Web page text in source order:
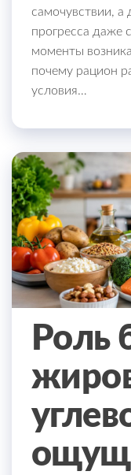
самочувствии, а
прогресса даже
моменты
почему рацион
условия…
Роль